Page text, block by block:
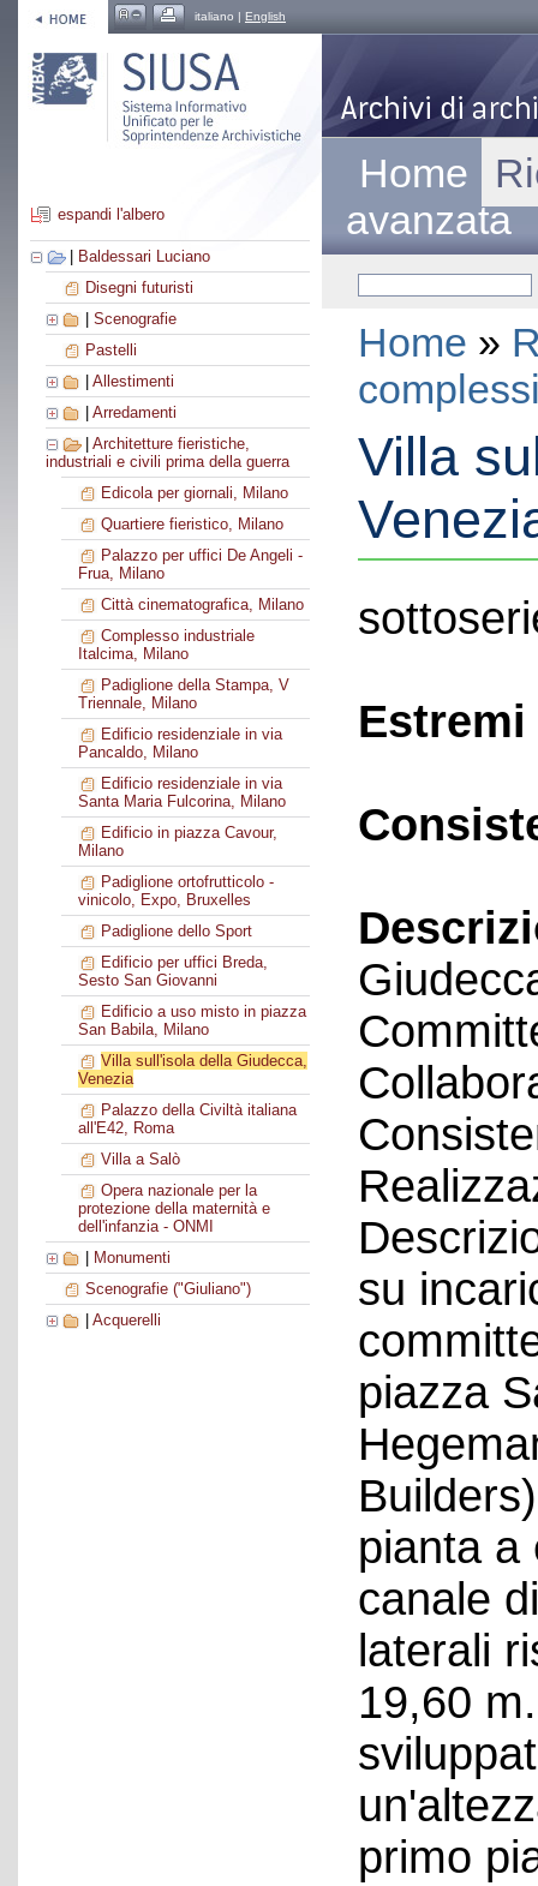
italiano | English
espandi l'albero
Baldessari Luciano
Disegni futuristi
Scenografie
Pastelli
Allestimenti
Arredamenti
Architetture fieristiche,
industriali e civili prima della guerra
Edicola per giornali, Milano
Quartiere fieristico, Milano
Palazzo per uffici De Angeli -
Frua, Milano
Città cinematografica, Milano
Complesso industriale
Italcima, Milano
Padiglione della Stampa, V
Triennale, Milano
Edificio residenziale in via
Pancaldo, Milano
Edificio residenziale in via
Santa Maria Fulcorina, Milano
Edificio in piazza Cavour,
Milano
Padiglione ortofrutticolo -
vinicolo, Expo, Bruxelles
Padiglione dello Sport
Edificio per uffici Breda,
Sesto San Giovanni
Edificio a uso misto in piazza
San Babila, Milano
Villa sull'isola della Giudecca,
Venezia
Palazzo della Civiltà italiana
all'E42, Roma
Villa a Salò
Opera nazionale per la
protezione della maternità e
dell'infanzia - ONMI
Monumenti
Scenografie ("Giuliano")
Acquerelli
Home
avanzata
Home »
Villa
su
piazza
pianta a
canale
laterali
19,60
primo